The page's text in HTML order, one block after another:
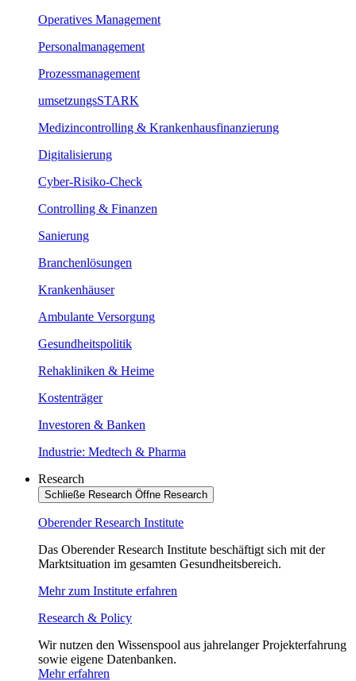
Operatives Management
Personalmanagement
Prozessmanagement
umsetzungsSTARK
Medizincontrolling & Krankenhausfinanzierung
Digitalisierung
Cyber-Risiko-Check
Controlling & Finanzen
Sanierung
Branchenlösungen
Krankenhäuser
Ambulante Versorgung
Gesundheitspolitik
Rehakliniken & Heime
Kostenträger
Investoren & Banken
Industrie: Medtech & Pharma
Research
Schließe Research Öffne Research
Oberender Research Institute
Das Oberender Research Institute beschäftigt sich mit der
Marktsituation im gesamten Gesundheitsbereich.
Mehr zum Institute erfahren
Research & Policy
Wir nutzen den Wissenspool aus jahrelanger Projekterfahrung
sowie eigene Datenbanken.
Mehr erfahren